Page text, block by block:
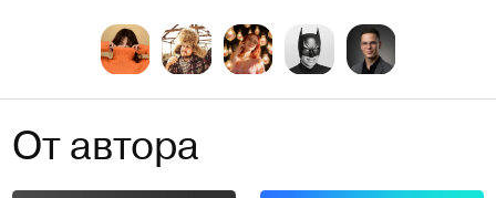
От автора